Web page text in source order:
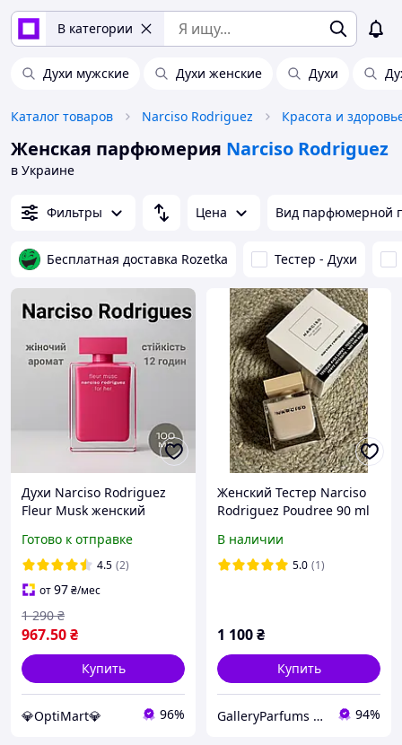
В категории
Духи мужские Духи женские Духи
Каталог товаров Narciso Rodriguez Красота и
Женская парфюмерия Narciso Rodriguez
в Украине
Фильтры Цена Вид парфюмерной
Бесплатная доставка Rozetka Тестер - Духи
Духи Narciso Rodriguez
Fleur Musk женский
амбровым шлейфом
Нарцисо Родригес Флёр
Муск парфумы
Готово к отправке
4.5 (2)
от97₴/мес
967.50₴
1 290 ₴
Купить
💎OptiMart💎 96%
Женский Тестер Narciso
Rodriguez Poudree 90 ml
В наличии
5.0 (1)
1 100₴
Купить
GalleryParfums - інтернет магазин парфумерії 94%